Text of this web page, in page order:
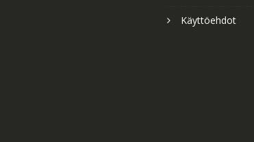
Käyttöehdot